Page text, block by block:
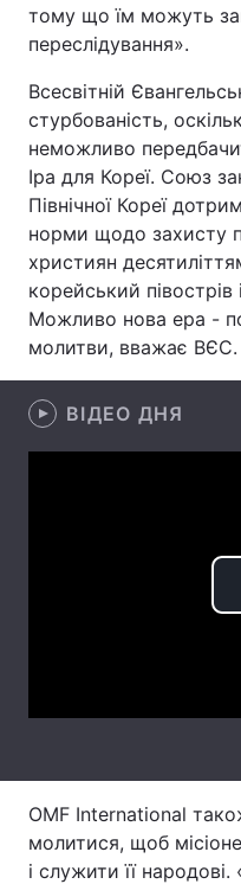
Лонгріди
Відео з Youtube
Інтерв'ю
Архів
Контакти
Послуги
тому що їм можуть
переслідування».
Всесвітній
стурбованість,
неможливо
Іра для Кореї. Союз
Північної Кореї
норми щодо захисту
християн
корейський
Можливо нова ера -
молитви, вважає ВЄС.
ВІДЕО ДНЯ
OMF International
молитися, щоб
і служити її